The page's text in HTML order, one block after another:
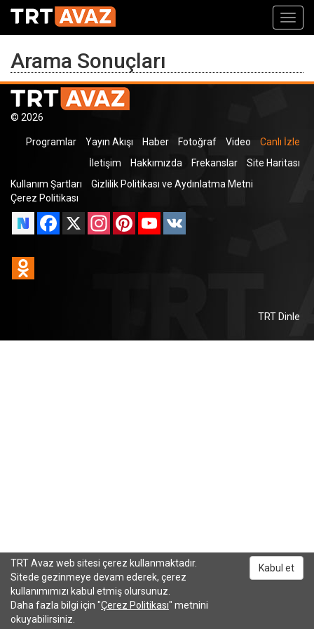
Arama Sonuçları
© 2026
Programlar Yayın Akışı Haber Fotoğraf Video
Canlı İzle
İletişim
Hakkımızda Frekanslar
Site Haritası
Kullanım Şartları
Gizlilik Politikası ve Aydınlatma Metni
Çerez Politikası
Facebook
X InstagramPinterestYouTube
TRT Dinle
TRT Avaz web sitesi çerez kullanmaktadır.
Sitede gezinmeye devam ederek, çerez
kullanımımızı kabul etmiş olursunuz.
Daha fazla bilgi için "Çerez Politikası" metnini
okuyabilirsiniz.
Kabul et